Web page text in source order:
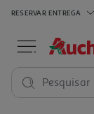
RESERVAR ENTREGA
Pesquisar